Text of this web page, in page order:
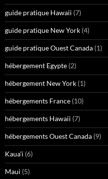
guide pratique Hawaii (7)
guide pratique New York (4)
guide pratique Ouest Canada (1)
hébergement Egypte (2)
hébergement New York (1)
hébergements France (10)
hébergements Hawaii (7)
hébergements Ouest Canada (9)
Kaua'i (6)
Maui (5)